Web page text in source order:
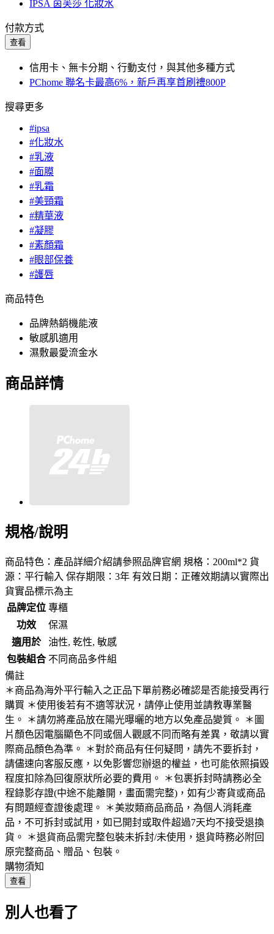
IPSA 茵芙莎 化妝水
付款方式
查看
信用卡、無卡分期、行動支付，與其他多種方式
PChome 聯名卡最高6%，新戶再享首刷禮800P
搜尋更多
#ipsa
#化妝水
#乳液
#面膜
#乳霜
#美頸霜
#精華液
#凝膠
#素顏霜
#眼部保養
#護唇
商品特色
品牌熱銷機能液
敏感肌適用
濕敷最愛流金水
商品詳情
規格/說明
商品特色：產品詳細介紹請參照品牌官網 規格：200ml*2 貨
源：平行輸入 保存期限：3年 有效日期：正確效期請以實際出
貨實品標示為主
品牌定位 專櫃
功效
保濕
適用於
油性, 乾性, 敏感
包裝組合 不同商品多件組
備註
＊商品為海外平行輸入之正品下單前務必確認是否能接受再行
購買 ＊使用後若有不適等狀況，請停止使用並請教專業醫
生。 ＊請勿將產品放在陽光曝曬的地方以免產品變質。 ＊圖
片顏色因電腦顯色不同或個人觀感不同而略有差異，敬請以實
際商品顏色為準。 ＊對於商品有任何疑問，請先不要拆封，
請儘速向客服反應，以免影響您辦退的權益，也可能依照損毀
程度扣除為回復原狀所必要的費用。 ＊包裹拆封時請務必全
程錄影存證(中途不能離開，畫面需完整)，如有少寄貨或商品
有問題經查證後處理。 ＊美妝類商品商品，為個人消耗產
品，不可拆封或試用，如已開封或取件超過7天均不接受退換
貨。 ＊退貨商品需完整包裝未拆封/未使用，退貨時務必附回
原完整商品、贈品、包裝。
購物須知
查看
別人也看了